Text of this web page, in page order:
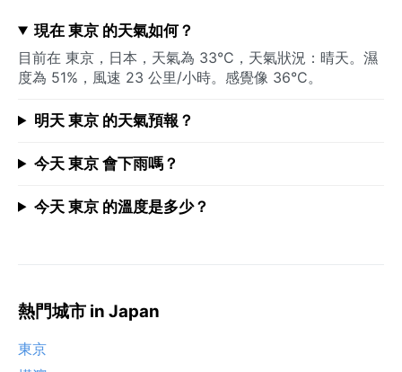
現在 東京 的天氣如何？
目前在 東京，日本，天氣為 33°C，天氣狀況：晴天。濕
度為 51%，風速 23 公里/小時。感覺像 36°C。
明天 東京 的天氣預報？
今天 東京 會下雨嗎？
今天 東京 的溫度是多少？
熱門城市 in Japan
東京